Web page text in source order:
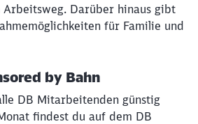
Darüber hinaus gibt
für Familie und
by Bahn
DB Mitarbeitenden günstig
findest du auf dem DB